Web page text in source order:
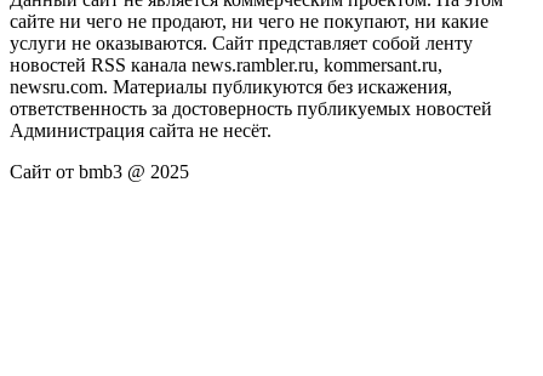
сайте ни чего не продают, ни чего не покупают, ни какие
услуги не оказываются. Сайт представляет собой ленту
новостей RSS канала news.rambler.ru, kommersant.ru,
newsru.com. Материалы публикуются без искажения,
ответственность за достоверность публикуемых новостей
Администрация сайта не несёт.
Сайт от bmb3 @ 2025